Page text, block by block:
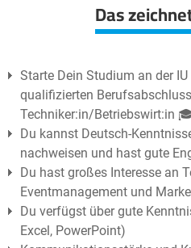
Das
Starte Dein Studium an der
qualifizierten
Techniker:in/Betriebswirt:in
Du kannst Deutsch-
nachweisen und hast gute
Du hast großes Interesse an
Eventmanagement und
Du verfügst über gute
Excel, PowerPoint)